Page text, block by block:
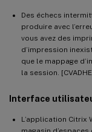
Des échecs
produire avec
vous avez des
d’impression
que le mappage
la session.
Interface
L’application Citrix